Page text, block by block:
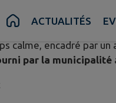
Pied de page
ACTUALITÉS
est proposée aux
calme, encadré par
par la municipalité